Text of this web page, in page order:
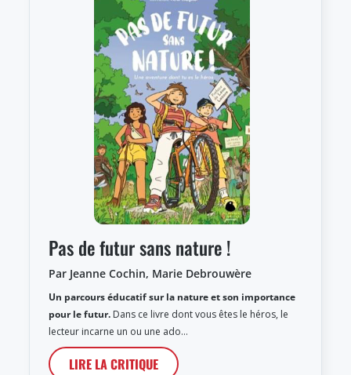
Pas de futur sans nature !
Par Jeanne Cochin, Marie Debrouwère
Un parcours éducatif sur la nature et son importance
pour le futur. Dans ce livre dont vous êtes le héros, le
lecteur incarne un ou une ado…
LIRE LA CRITIQUE